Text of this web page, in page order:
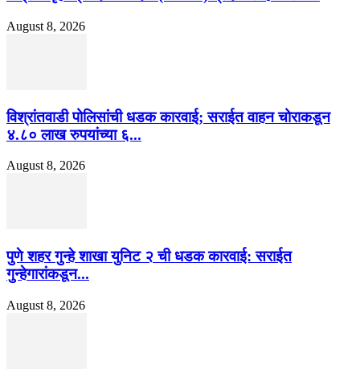
August 8, 2026
विश्रांतवाडी पोलिसांची धडक कारवाई; सराईत वाहन चोराकडून
४.८० लाख रुपयांच्या ६...
August 8, 2026
पुणे शहर गुन्हे शाखा युनिट २ ची धडक कारवाई: सराईत
गुन्हेगारांकडून...
August 8, 2026